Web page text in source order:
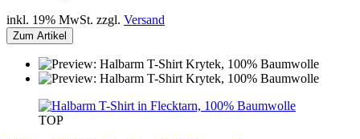
inkl. 19% MwSt. zzgl. Versand
Zum Artikel
TOP